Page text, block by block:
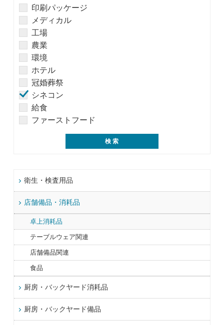
印刷パッケージ
メディカル
工場
農業
環境
ホテル
冠婚葬祭
シネコン
給食
ファーストフード
衛生・検査用品
店舗備品・消耗品
卓上消耗品
テーブルウェア関連
店舗備品関連
食品
厨房・バックヤード消耗品
厨房・バックヤード備品